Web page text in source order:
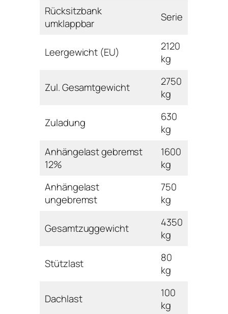
Rücksitzbank
umklappbar
Serie
Leergewicht (EU)
2120
kg
Zul. Gesamtgewicht
2750
kg
Zuladung
630
kg
Anhängelast gebremst
12%
1600
kg
Anhängelast
ungebremst
750
kg
Gesamtzuggewicht
4350
kg
Stützlast
80
kg
Dachlast
100
kg